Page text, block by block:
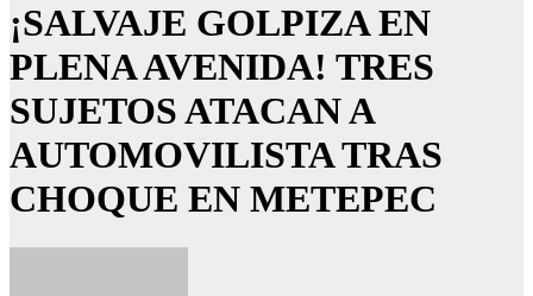
¡SALVAJE GOLPIZA EN
PLENA AVENIDA! TRES
SUJETOS ATACAN A
AUTOMOVILISTA TRAS
CHOQUE EN METEPEC